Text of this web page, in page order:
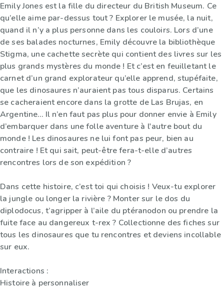
Emily Jones est la fille du directeur du British Museum. Ce
qu’elle aime par-dessus tout ? Explorer le musée, la nuit,
quand il n’y a plus personne dans les couloirs. Lors d’une
de ses balades nocturnes, Emily découvre la bibliothèque
Stigma, une cachette secrète qui contient des livres sur les
plus grands mystères du monde ! Et c’est en feuilletant le
carnet d’un grand explorateur qu’elle apprend, stupéfaite,
que les dinosaures n’auraient pas tous disparus. Certains
se cacheraient encore dans la grotte de Las Brujas, en
Argentine… Il n’en faut pas plus pour donner envie à Emily
d’embarquer dans une folle aventure à l'autre bout du
monde ! Les dinosaures ne lui font pas peur, bien au
contraire ! Et qui sait, peut-être fera-t-elle d’autres
rencontres lors de son expédition ?
Dans cette histoire, c’est toi qui choisis ! Veux-tu explorer
la jungle ou longer la rivière ? Monter sur le dos du
diplodocus, t’agripper à l’aile du ptéranodon ou prendre la
fuite face au dangereux t-rex ? Collectionne des fiches sur
tous les dinosaures que tu rencontres et deviens incollable
sur eux.
Interactions :
Histoire à personnaliser